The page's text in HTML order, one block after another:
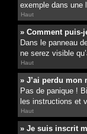
exemple dans une
Haut
» Comment puis-
Dans le panneau
ne serez visible
Haut
» J’ai perdu mon
Pas de panique !
les instructions et
Haut
» Je suis inscrit